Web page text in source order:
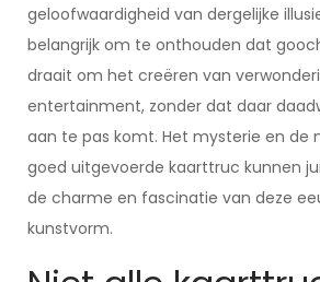
geloofwaardigheid van dergelijke
belangrijk om te onthouden dat
draait om het creëren van
entertainment, zonder dat daar
aan te pas komt. Het mysterie en de
goed uitgevoerde kaarttruc kunnen
de charme en fascinatie van deze
kunstvorm.